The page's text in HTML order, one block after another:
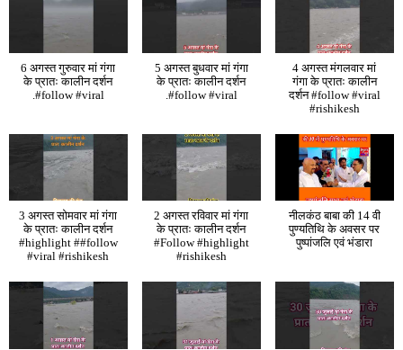
6 अगस्त गुरुवार मां गंगा
के प्रातः कालीन दर्शन
.#follow #viral
5 अगस्त बुधवार मां गंगा
के प्रातः कालीन दर्शन
.#follow #viral
4 अगस्त मंगलवार मां
गंगा के प्रातः कालीन
दर्शन #follow #viral
#rishikesh
3 अगस्त सोमवार मां गंगा
के प्रातः कालीन दर्शन
#highlight ##follow
#viral #rishikesh
2 अगस्त रविवार मां गंगा
के प्रातः कालीन दर्शन
#Follow #highlight
#rishikesh
नीलकंठ बाबा की 14 वी
पुण्यतिथि के अवसर पर
पुष्पांजलि एवं भंडारा